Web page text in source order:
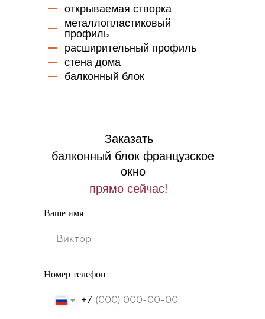
открываемая створка
металлопластиковый
профиль
расширительный профиль
стена дома
балконный блок
Ваше имя
Номер телефон
+7
прямо сейчас!
балконный блок французское
окно
Заказать